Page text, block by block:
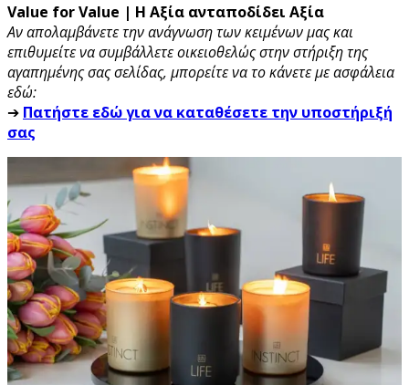
Value for Value | Η Αξία ανταποδίδει Αξία
Αν απολαμβάνετε την ανάγνωση των κειμένων μας και
επιθυμείτε να συμβάλλετε οικειοθελώς στην στήριξη της
αγαπημένης σας σελίδας, μπορείτε να το κάνετε με ασφάλεια
εδώ:
➔ Πατήστε εδώ για να καταθέσετε την υποστήριξή
σας